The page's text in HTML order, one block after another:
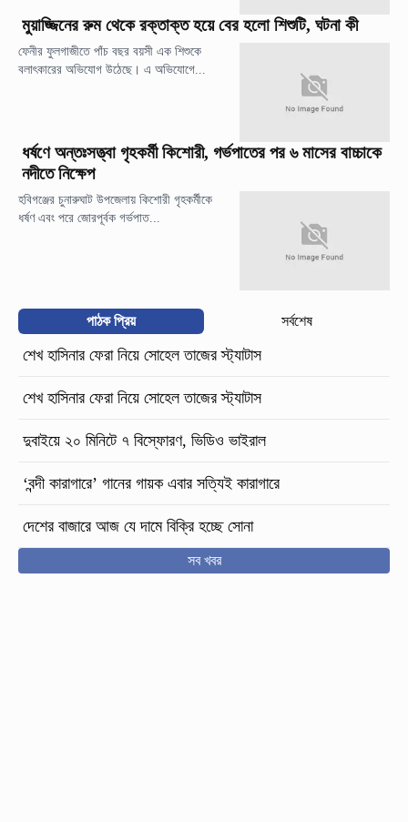
মুয়াজ্জিনের রুম থেকে রক্তাক্ত হয়ে বের হলো শিশুটি, ঘটনা কী
ফেনীর ফুলগাজীতে পাঁচ বছর বয়সী এক শিশুকে
বলাৎকারের অভিযোগ উঠেছে। এ অভিযোগে...
ধর্ষণে অন্তঃসত্ত্বা গৃহকর্মী কিশোরী, গর্ভপাতের পর ৬ মাসের বাচ্চাকে
নদীতে নিক্ষেপ
হবিগঞ্জের চুনারুঘাট উপজেলায় কিশোরী গৃহকর্মীকে
ধর্ষণ এবং পরে জোরপূর্বক গর্ভপাত...
পাঠক প্রিয় সর্বশেষ
শেখ হাসিনার ফেরা নিয়ে সোহেল তাজের স্ট্যাটাস
শেখ হাসিনার ফেরা নিয়ে সোহেল তাজের স্ট্যাটাস
দুবাইয়ে ২০ মিনিটে ৭ বিস্ফোরণ, ভিডিও ভাইরাল
‘বন্দী কারাগারে’ গানের গায়ক এবার সত্যিই কারাগারে
দেশের বাজারে আজ যে দামে বিক্রি হচ্ছে সোনা
সব খবর